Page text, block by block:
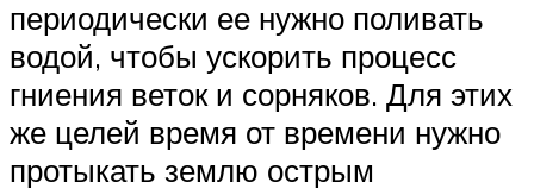
периодически ее нужно поливать
водой, чтобы ускорить процесс
гниения веток и сорняков. Для этих
же целей время от времени нужно
протыкать землю острым